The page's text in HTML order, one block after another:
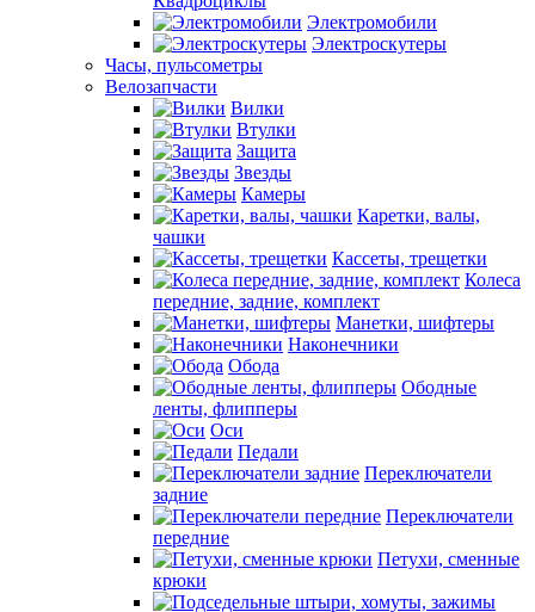
Электромобили
Электроскутеры
Часы, пульсометры
Велозапчасти
Вилки
Втулки
Защита
Звезды
Камеры
Каретки, валы,
чашки
Кассеты, трещетки
Колеса
передние, задние, комплект
Манетки, шифтеры
Наконечники
Обода
Ободные
ленты, флипперы
Оси
Педали
Переключатели
задние
Переключатели
передние
Петухи, сменные
крюки